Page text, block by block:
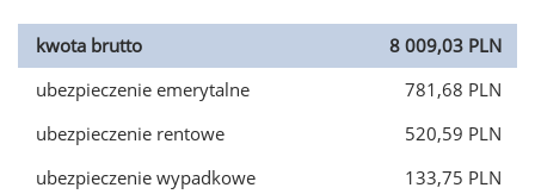
kwota brutto
8 009,03 PLN
ubezpieczenie emerytalne
781,68 PLN
ubezpieczenie rentowe
520,59 PLN
ubezpieczenie wypadkowe
133,75 PLN